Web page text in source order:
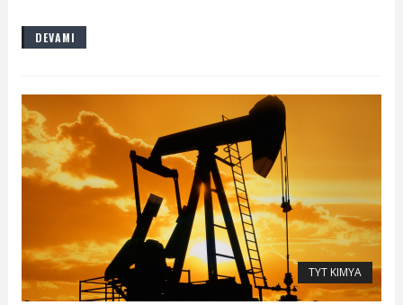
DEVAMI
TYT KIMYA